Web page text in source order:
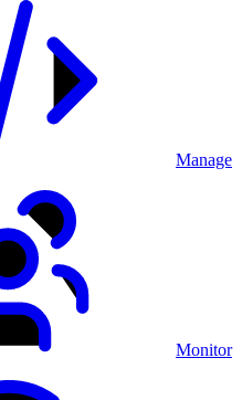
Manage
Monitor